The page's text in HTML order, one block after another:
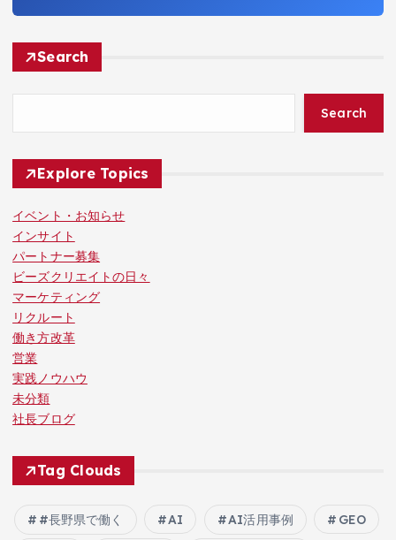
Search
Search
Explore Topics
イベント・お知らせ
インサイト
パートナー募集
ビーズクリエイトの日々
マーケティング
リクルート
働き方改革
営業
実践ノウハウ
未分類
社長ブログ
Tag Clouds
#長野県で働く AI AI活用事例 GEO